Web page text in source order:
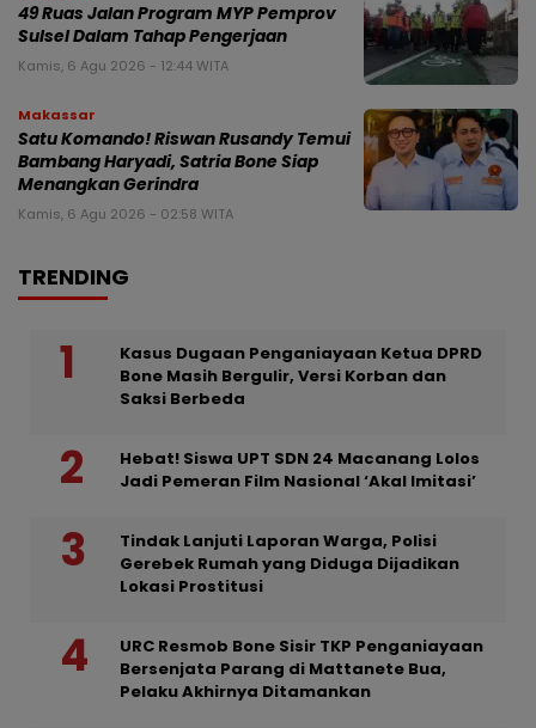
49 Ruas Jalan Program MYP Pemprov
Sulsel Dalam Tahap Pengerjaan
Kamis, 6 Agu 2026 - 12:44 WITA
Makassar
Satu Komando! Riswan Rusandy Temui
Bambang Haryadi, Satria Bone Siap
Menangkan Gerindra
Kamis, 6 Agu 2026 - 02:58 WITA
TRENDING
Kasus Dugaan Penganiayaan Ketua DPRD
Bone Masih Bergulir, Versi Korban dan
Saksi Berbeda
Hebat! Siswa UPT SDN 24 Macanang Lolos
Jadi Pemeran Film Nasional ‘Akal Imitasi’
Tindak Lanjuti Laporan Warga, Polisi
Gerebek Rumah yang Diduga Dijadikan
Lokasi Prostitusi
URC Resmob Bone Sisir TKP Penganiayaan
Bersenjata Parang di Mattanete Bua,
Pelaku Akhirnya Ditamankan